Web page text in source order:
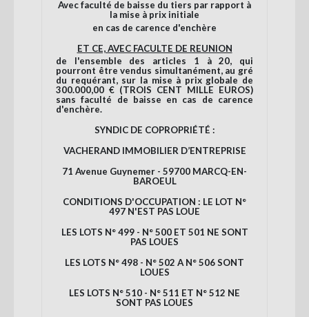
Avec faculté de baisse du tiers par rapport à
la mise à prix initiale
en cas de carence d'enchère
ET CE, AVEC FACULTE DE REUNION
de l'ensemble des articles 1 à 20, qui
pourront être vendus simultanément, au gré
du requérant, sur la mise à prix globale de
300.000,00 € (TROIS CENT MILLE EUROS)
sans faculté de baisse en cas de carence
d'enchère.
SYNDIC DE COPROPRIÉTÉ :
VACHERAND IMMOBILIER D’ENTREPRISE
71 Avenue Guynemer - 59700 MARCQ-EN-
BAROEUL
CONDITIONS D'OCCUPATION : LE LOT N°
497 N'EST PAS LOUE
LES LOTS N° 499 - N° 500 ET 501 NE SONT
PAS LOUES
LES LOTS N° 498 - N° 502 A N° 506 SONT
LOUES
LES LOTS N° 510 - N° 511 ET N° 512 NE
SONT PAS LOUES